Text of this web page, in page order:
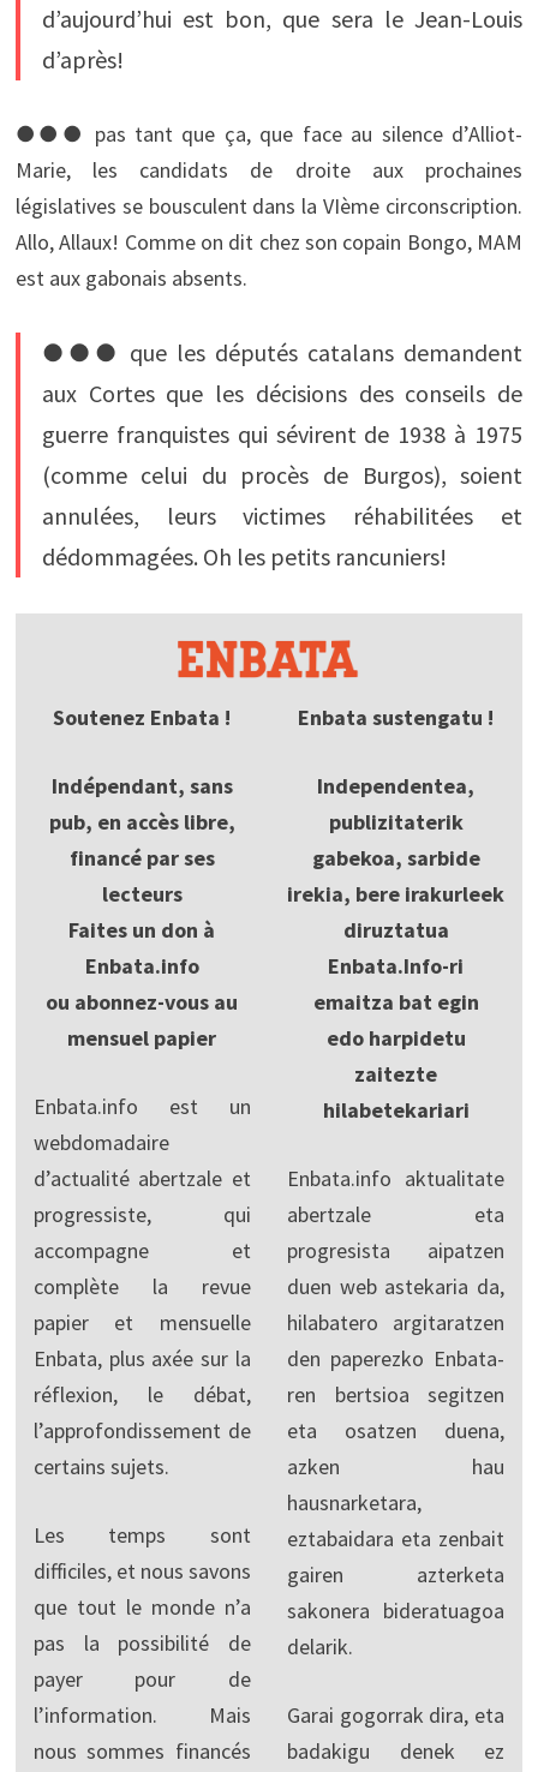
d’aujourd’hui est bon, que sera le Jean-Louis
d’après!
●●● pas tant que ça, que face au silence d’Alliot-
Marie, les candidats de droite aux prochaines
législatives se bousculent dans la VIème circonscription.
Allo, Allaux! Comme on dit chez son copain Bongo, MAM
est aux gabonais absents.
●●● que les députés catalans demandent
aux Cortes que les décisions des conseils de
guerre franquistes qui sévirent de 1938 à 1975
(comme celui du procès de Burgos), soient
annulées, leurs victimes réhabilitées et
dédommagées. Oh les petits rancuniers!
Soutenez Enbata !
Indépendant, sans
pub, en accès libre,
financé par ses
lecteurs
Faites un don à
Enbata.info
ou abonnez-vous au
mensuel papier
Enbata.info est un
webdomadaire
d’actualité abertzale et
progressiste, qui
accompagne et
complète la revue
papier et mensuelle
Enbata, plus axée sur la
réflexion, le débat,
l’approfondissement de
certains sujets.
Les temps sont
difficiles, et nous savons
que tout le monde n’a
pas la possibilité de
payer pour de
l’information. Mais
nous sommes financés
Enbata sustengatu !
Independentea,
publizitaterik
gabekoa, sarbide
irekia, bere irakurleek
diruztatua
Enbata.Info-ri
emaitza bat egin
edo harpidetu
zaitezte
hilabetekariari
Enbata.info aktualitate
abertzale eta
progresista aipatzen
duen web astekaria da,
hilabatero argitaratzen
den paperezko Enbata-
ren bertsioa segitzen
eta osatzen duena,
azken hau
hausnarketara,
eztabaidara eta zenbait
gairen azterketa
sakonera bideratuagoa
delarik.
Garai gogorrak dira, eta
badakigu denek ez